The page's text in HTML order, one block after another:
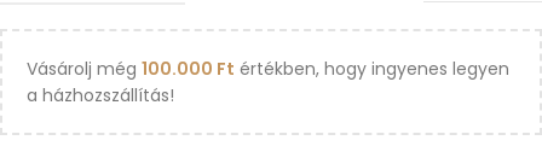
Vásárolj még 100.000 Ft értékben, hogy ingyenes legyen
a házhozszállítás!